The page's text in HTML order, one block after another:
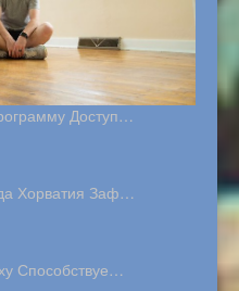
Доступ…
Хорватия Заф…
Способствуе…